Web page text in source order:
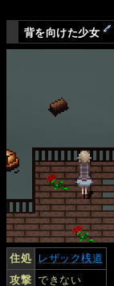
背を向けた少女
住処
レザック桟道
攻撃 できない